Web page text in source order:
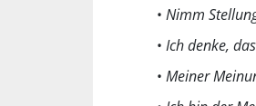
• Nimm
• Ich denke,
• Meiner